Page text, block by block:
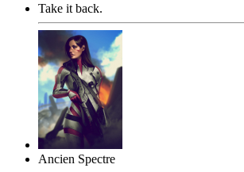
Take it back.
Ancien Spectre